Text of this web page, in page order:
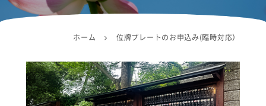
ホーム 位牌プレートのお申込み(臨時対応）